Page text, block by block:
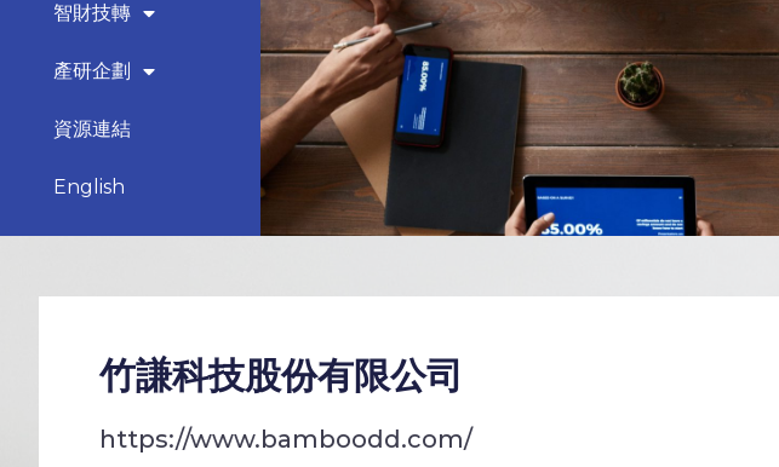
智財技轉
產研企劃
資源連結
English
竹謙科技股份有限公司
https://www.bamboodd.com/